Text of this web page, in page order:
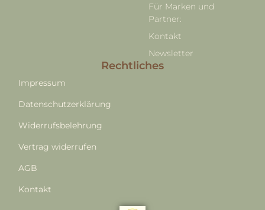
Rechtliches
Impressum
Datenschutzerklärung
Widerrufsbelehrung
Vertrag widerrufen
AGB
Kontakt
Für Marken und
Partner:
Kontakt
Newsletter